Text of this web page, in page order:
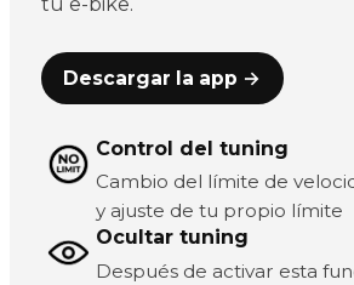
Descargar la app →
Control del tuning
Cambio del límite de
y ajuste de tu propio límite
Ocultar tuning
Después de activar esta